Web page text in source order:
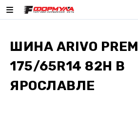
ШИНА ARIVO
175/65R14 82H В
ЯРОСЛАВЛЕ